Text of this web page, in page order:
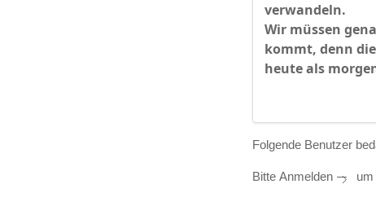
verwandeln.
Wir müssen
kommt, denn
heute als
Folgende Benutzer
BitteAnmelden